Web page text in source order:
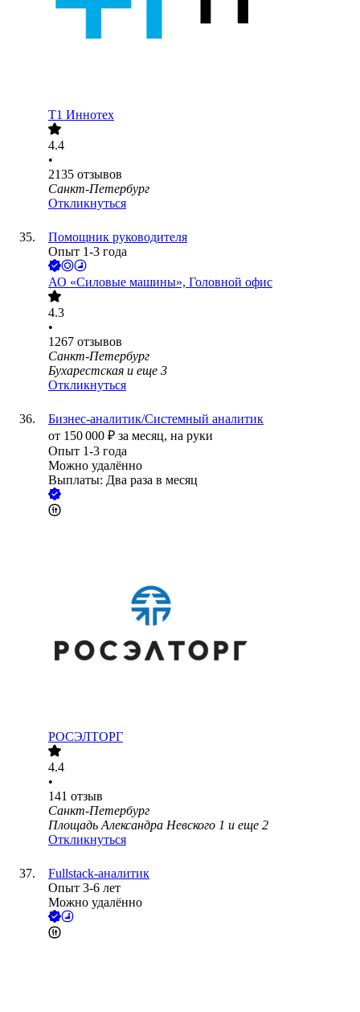
Т1 Иннотех
4.4
•
2135 отзывов
Санкт-Петербург
Откликнуться
Помощник руководителя
Опыт 1-3 года
АО «Силовые машины», Головной офис
4.3
•
1267 отзывов
Санкт-Петербург
Бухарестская и еще 3
Откликнуться
Бизнес-аналитик/Системный аналитик
от 150 000 ₽ за месяц, на руки
Опыт 1-3 года
Можно удалённо
Выплаты: Два раза в месяц
РОСЭЛТОРГ
4.4
•
141 отзыв
Санкт-Петербург
Площадь Александра Невского 1 и еще 2
Откликнуться
Fullstack-аналитик
Опыт 3-6 лет
Можно удалённо